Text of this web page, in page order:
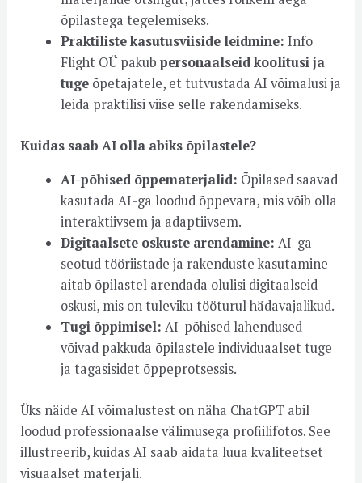
õpilastega tegelemiseks.
Praktiliste kasutusviiside leidmine: Info
Flight OÜ pakub personaalseid koolitusi ja
tugeõpetajatele, et tutvustada AI võimalusi ja
leida praktilisi viise selle rakendamiseks.
Kuidas saab AI olla abiks õpilastele?
AI-põhised õppematerjalid: Õpilased saavad
kasutada AI-ga loodud õppevara, mis võib olla
interaktiivsem ja adaptiivsem.
Digitaalsete oskuste arendamine: AI-ga
seotud tööriistade ja rakenduste kasutamine
aitab õpilastel arendada olulisi digitaalseid
oskusi, mis on tuleviku tööturul hädavajalikud.
Tugi õppimisel: AI-põhised lahendused
võivad pakkuda õpilastele individuaalset tuge
ja tagasisidet õppeprotsessis.
Üks näide AI võimalustest on näha ChatGPT abil
loodud professionaalse välimusega profiilifotos. See
illustreerib, kuidas AI saab aidata luua kvaliteetset
visuaalset materjali.